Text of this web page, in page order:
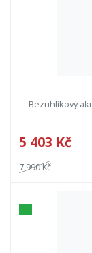
Bezuhlíkový
5 403 Kč
7 990 Kč